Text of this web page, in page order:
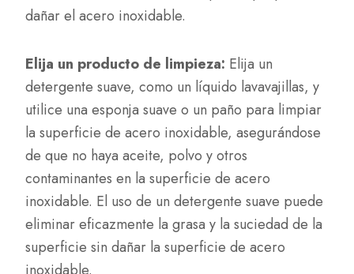
dañar el acero inoxidable.
Elija un producto de limpieza: Elija un
detergente suave, como un líquido lavavajillas, y
utilice una esponja suave o un paño para limpiar
la superficie de acero inoxidable, asegurándose
de que no haya aceite, polvo y otros
contaminantes en la superficie de acero
inoxidable. El uso de un detergente suave puede
eliminar eficazmente la grasa y la suciedad de la
superficie sin dañar la superficie de acero
inoxidable.